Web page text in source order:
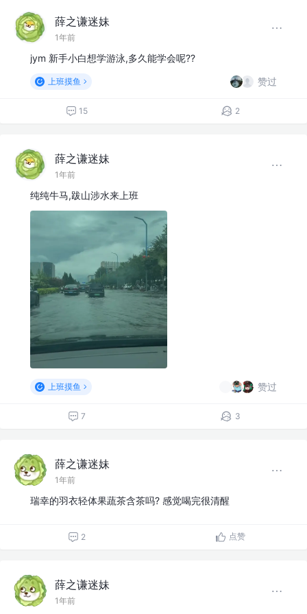
薛之谦迷妹
1年前
jym 新手小白想学游泳,多久能学会呢??
上班摸鱼 赞过
15 2
薛之谦迷妹
1年前
纯纯牛马,跋山涉水来上班
上班摸鱼 赞过
7 3
薛之谦迷妹
1年前
瑞幸的羽衣轻体果蔬茶含茶吗? 感觉喝完很清醒
2 点赞
薛之谦迷妹
1年前